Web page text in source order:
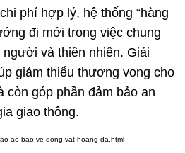
phí hợp lý, hệ thống “hàng
đi mới trong việc chung
và thiên nhiên. Giải
giảm thiểu thương vong cho
còn góp phần đảm bảo an
giao thông.
ao-bao-ve-dong-vat-hoang-da.html